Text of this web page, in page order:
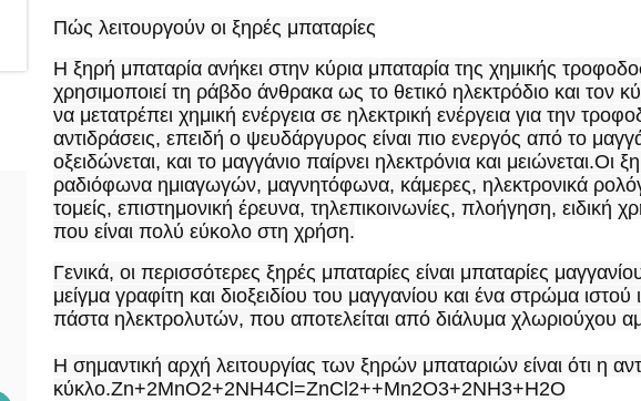
Πώς λειτουργούν οι ξηρές μπαταρίες
Η ξηρή μπαταρία ανήκει στην κύρια μπαταρία της χημικής
χρησιμοποιεί τη ράβδο άνθρακα ως το θετικό ηλεκτρόδιο και τον
να μετατρέπει χημική ενέργεια σε ηλεκτρική ενέργεια για την
αντιδράσεις, επειδή ο ψευδάργυρος είναι πιο ενεργός από το
οξειδώνεται, και το μαγγάνιο παίρνει ηλεκτρόνια και
ραδιόφωνα ημιαγωγών, μαγνητόφωνα, κάμερες, ηλεκτρονικά
τομείς, επιστημονική έρευνα, τηλεπικοινωνίες, πλοήγηση, ειδική
που είναι πολύ εύκολο στη χρήση.
Γενικά, οι περισσότερες ξηρές μπαταρίες είναι μπαταρίες
μείγμα γραφίτη και διοξειδίου του μαγγανίου και ένα στρώμα
πάστα ηλεκτρολυτών, που αποτελείται από διάλυμα χλωριούχου
Η σημαντική αρχή λειτουργίας των ξηρών μπαταριών είναι ότι η
κύκλο.Zn+2MnO2+2NH4Cl=ZnCl2++Mn2O3+2NH3+H2O